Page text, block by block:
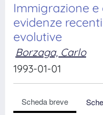
Immigrazione
evidenze
evolutive
Borzaga, Carlo
1993-01-01
Scheda breve